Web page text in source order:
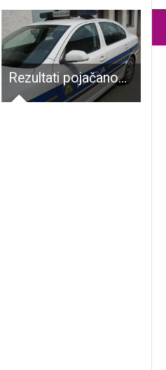
Rezultati pojačanog nadzora tehničke ispravnosti vozila